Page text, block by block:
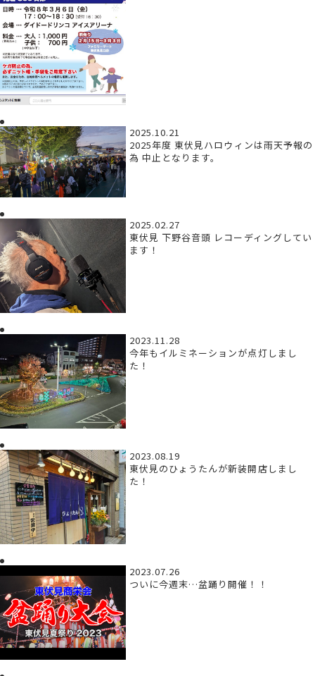
2025.10.21
2025年度 東伏見ハロウィンは雨天予報の
為 中止となります。
2025.02.27
東伏見 下野谷音頭 レコーディングしてい
ます！
2023.11.28
今年もイルミネーションが点灯しまし
た！
2023.08.19
東伏見のひょうたんが新装開店しまし
た！
2023.07.26
ついに今週末…盆踊り開催！！